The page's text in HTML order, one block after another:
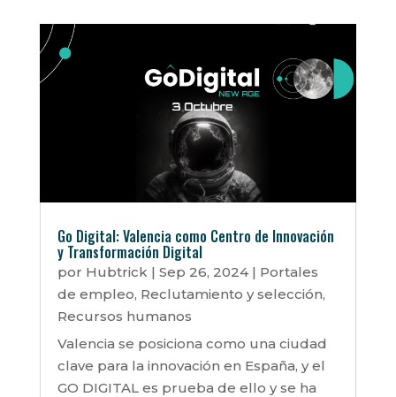
Go Digital: Valencia como Centro de Innovación
y Transformación Digital
por Hubtrick | Sep 26, 2024| Portales
de empleo, Reclutamiento y selección,
Recursos humanos
Valencia se posiciona como una ciudad
clave para la innovación en España, y el
GO DIGITAL es prueba de ello y se ha